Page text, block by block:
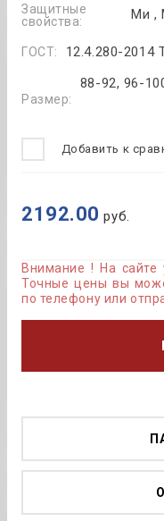
Защитные
свойства:
Ми ,
ГОСТ: 12.4.280-2014
Размер:
88-92, 96-
Добавить к
2192.00 руб.
Внимание ! На сайте
Точные цены вы
по телефону или